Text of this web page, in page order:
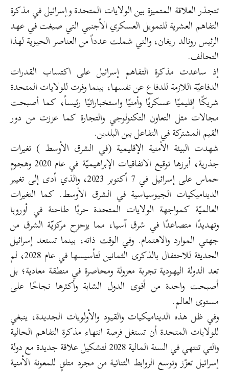
تتجذر العلاقة المتميزة بين الولايات المتحدة وإسرائيل في مذكرة
التفاهم العشرية للتمويل العسكري الأجنبي التي صيغت في عهد
الرئيس رونالد ريغان، والتي شملت عدداً من العناصر الحيوية لهذا
التحالف.
إذ ساعدت مذكرة التفاهم إسرائيل على اكتساب القدرات
الدفاعيّة اللازمة للدفاع عن نفسها، بينما وفرت للولايات المتحدة
شريكًا إقليميًا عسكريًا وأمنيًا واستخباراتيًا رئيساً، كما أصبحت
مجالات مثل التعاون التكنولوجي والتجارة كما عززت من دور
القيم المشتركة في التفاعل بين البلدين.
شهدت البيئة الأمنية الإقليمية (في الشرق الأوسط ) تغيرات
جذرية، أبرزها توقيع الاتفاقيات الإبراهيميّة في عام 2020 وهجوم
حماس على إسرائيل في 7 أكتوبر 2023، والذي أدى إلى تغيير
الديناميكيات الجيوسياسية في الشرق الأوسط. كما التغيرات
العالميّة كمواجهة الولايات المتحدة حربًا طاحنة في أوروبا
وتهديدًا متصاعدًا في شرق آسيا، مما يزحزح مركزيّة الشرق من
جهتي الموارد والاهتمام. وفي الوقت ذاته، بينما تستعد إسرائيل
الحديثة للاحتفال بالذكرى الثمانين لتأسيسها في عام 2028، لم
تعد الدولة اليهودية تجربة معزولة ومحاصرة في منطقة معادية؛ بل
أصبحت واحدة من أقوى الدول الشابة وأكثرها نجاحًا على
مستوى العالم.
وفي ظل هذه الديناميكيات والقيود والأولويات الجديدة، ينبغي
للولايات المتحدة أن تستغل فرصة انتهاء مذكرة التفاهم الحالية
والتي تنتهي في السنة المالية 2028 لتشكيل علاقة جديدة مع دولة
إسرائيل تعزّز وتوسع الروابط الثنائية من مجرد متلقٍ للمعونة الأمنية